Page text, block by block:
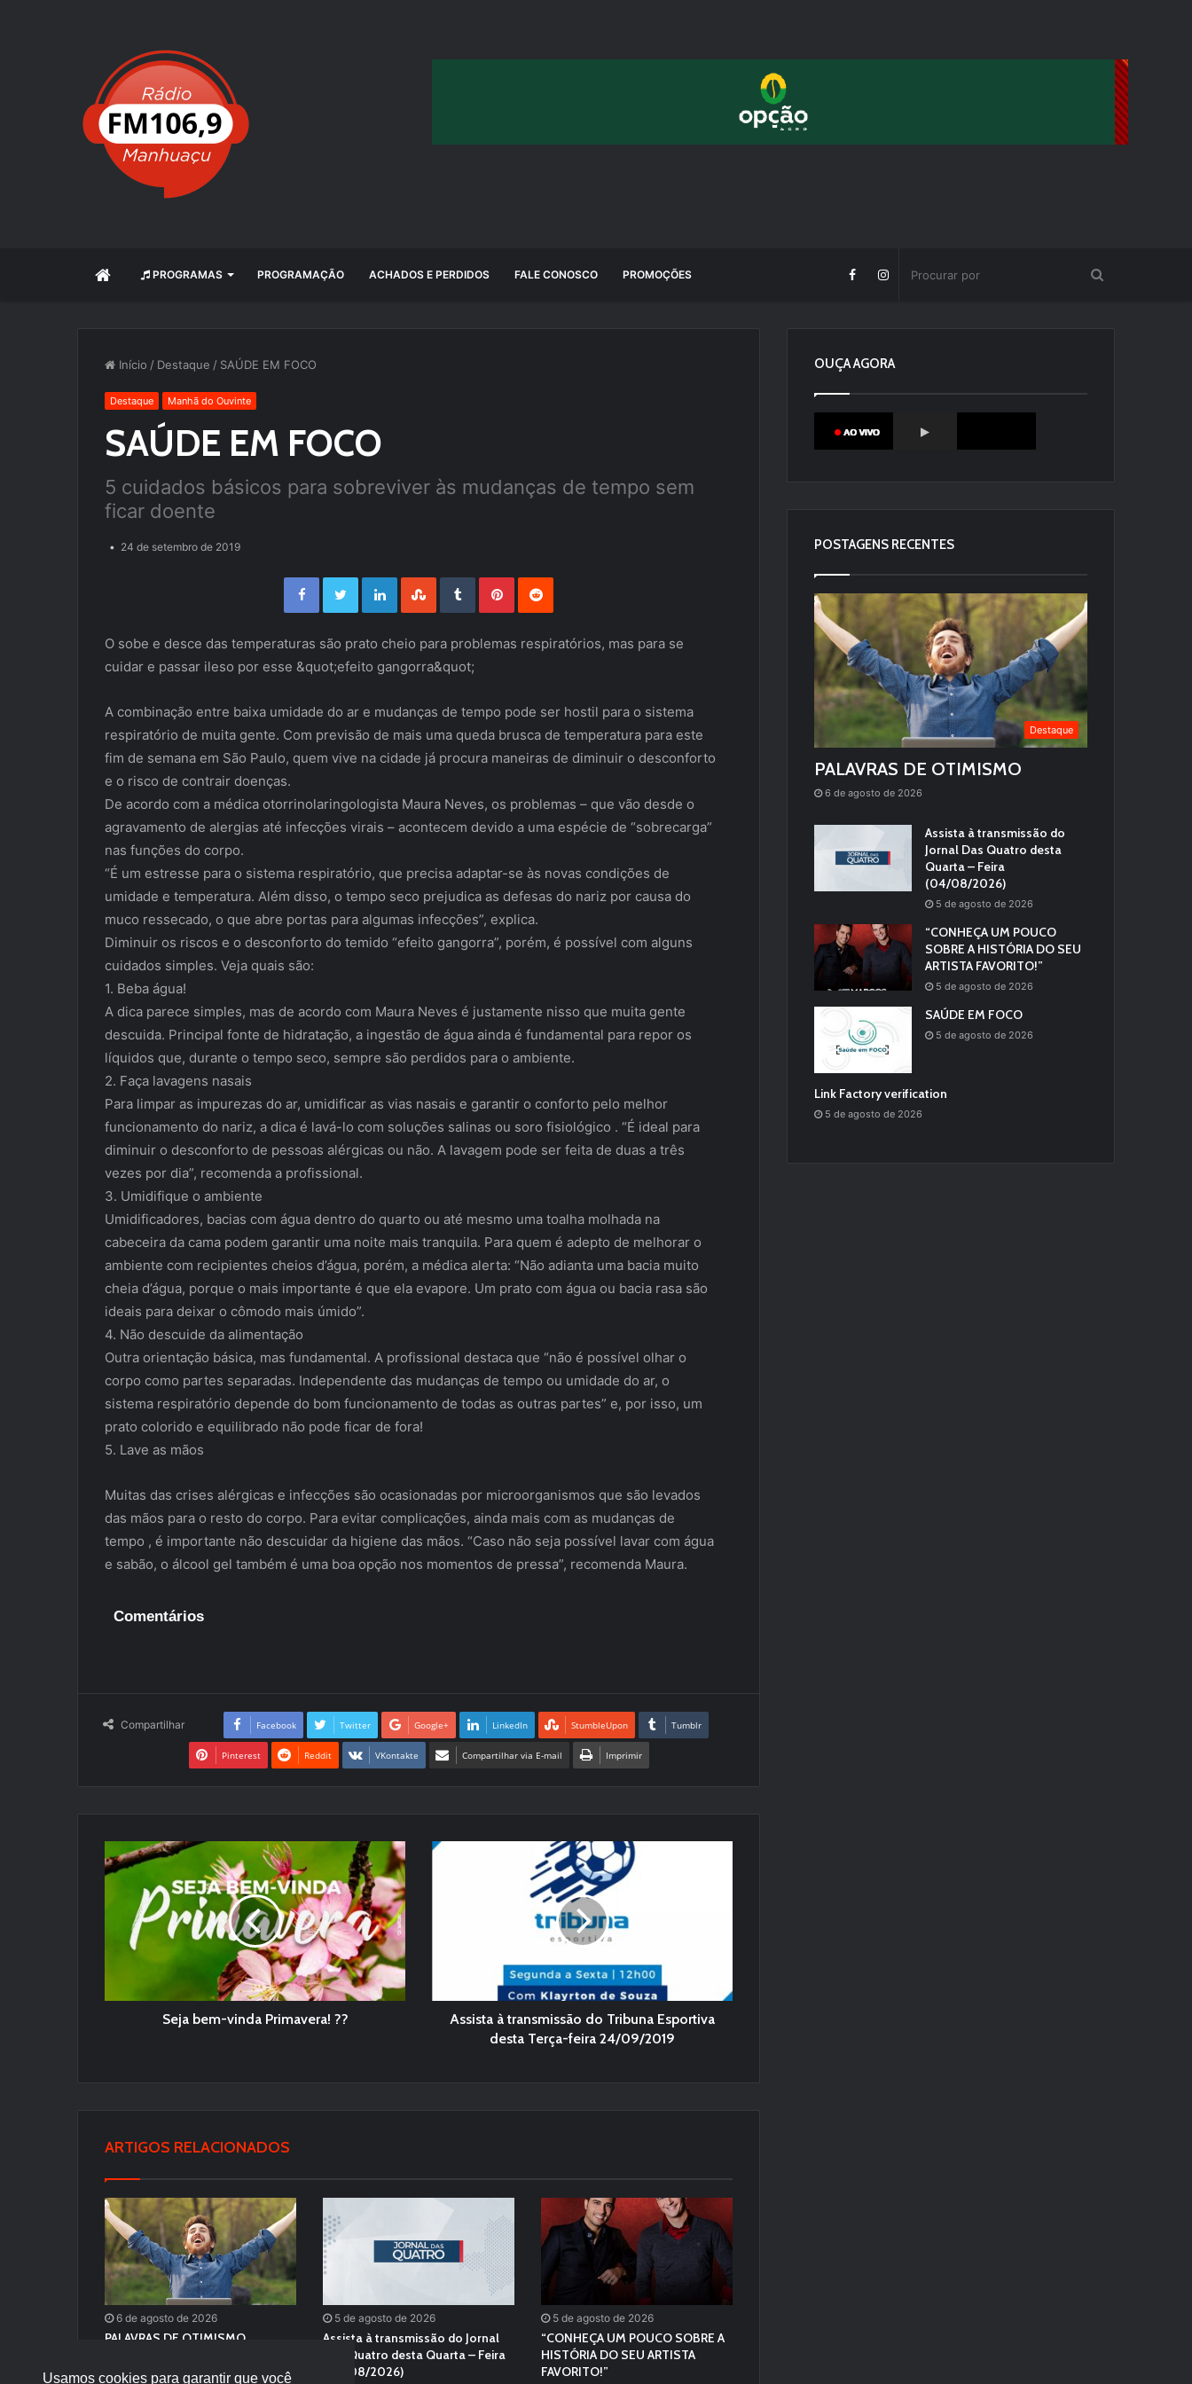
Usamos cookies para garantir que você
INÍCIO PROGRAMAS PROGRAMAÇÃO ACHADOS E PERDIDOS FALE CONOSCO PROMOÇÕES
Início / Destaque / SAÚDE EM FOCO
Destaque Manhã do Ouvinte
SAÚDE EM FOCO
5 cuidados básicos para sobreviver às mudanças de tempo sem
ficar doente
24 de setembro de 2019
Facebook Twitter LinkedIn StumbleUpon Tumblr Pinterest
O sobe e desce das temperaturas são prato cheio para problemas respiratórios, mas para se
cuidar e passar ileso por esse &quot;efeito gangorra&quot;
A combinação entre baixa umidade do ar e mudanças de tempo pode ser hostil para o sistema
respiratório de muita gente. Com previsão de mais uma queda brusca de temperatura para este
fim de semana em São Paulo, quem vive na cidade já procura maneiras de diminuir o desconforto
e o risco de contrair doenças.
De acordo com a médica otorrinolaringologista Maura Neves, os problemas – que vão desde o
agravamento de alergias até infecções virais – acontecem devido a uma espécie de “sobrecarga”
nas funções do corpo.
“É um estresse para o sistema respiratório, que precisa adaptar-se às novas condições de
umidade e temperatura. Além disso, o tempo seco prejudica as defesas do nariz por causa do
muco ressecado, o que abre portas para algumas infecções”, explica.
Diminuir os riscos e o desconforto do temido “efeito gangorra”, porém, é possível com alguns
cuidados simples. Veja quais são:
1. Beba água!
A dica parece simples, mas de acordo com Maura Neves é justamente nisso que muita gente
descuida. Principal fonte de hidratação, a ingestão de água ainda é fundamental para repor os
líquidos que, durante o tempo seco, sempre são perdidos para o ambiente.
2. Faça lavagens nasais
Para limpar as impurezas do ar, umidificar as vias nasais e garantir o conforto pelo melhor
funcionamento do nariz, a dica é lavá-lo com soluções salinas ou soro fisiológico . “É ideal para
diminuir o desconforto de pessoas alérgicas ou não. A lavagem pode ser feita de duas a três
vezes por dia”, recomenda a profissional.
3. Umidifique o ambiente
Umidificadores, bacias com água dentro do quarto ou até mesmo uma toalha molhada na
cabeceira da cama podem garantir uma noite mais tranquila. Para quem é adepto de melhorar o
ambiente com recipientes cheios d’água, porém, a médica alerta: “Não adianta uma bacia muito
cheia d’água, porque o mais importante é que ela evapore. Um prato com água ou bacia rasa são
ideais para deixar o cômodo mais úmido”.
4. Não descuide da alimentação
Outra orientação básica, mas fundamental. A profissional destaca que “não é possível olhar o
corpo como partes separadas. Independente das mudanças de tempo ou umidade do ar, o
sistema respiratório depende do bom funcionamento de todas as outras partes” e, por isso, um
prato colorido e equilibrado não pode ficar de fora!
5. Lave as mãos
Muitas das crises alérgicas e infecções são ocasionadas por microorganismos que são levados
das mãos para o resto do corpo. Para evitar complicações, ainda mais com as mudanças de
tempo , é importante não descuidar da higiene das mãos. “Caso não seja possível lavar com água
e sabão, o álcool gel também é uma boa opção nos momentos de pressa”, recomenda Maura.
Comentários
Compartilhar Facebook Twitter Google+ LinkedIn StumbleUpon Tumblr
Pinterest Reddit VKontakte Compartilhar via E-mail Imprimir
Seja bem-vinda Primavera! ??
Assista à transmissão do Tribuna Esportiva
desta Terça-feira 24/09/2019
ARTIGOS RELACIONADOS
6 de agosto de 2026
PALAVRAS DE OTIMISMO
5 de agosto de 2026
Assista à transmissão do Jornal
Das Quatro desta Quarta – Feira
(04/08/2026)
5 de agosto de 2026
“CONHEÇA UM POUCO SOBRE A
HISTÓRIA DO SEU ARTISTA
FAVORITO!”
OUÇA AGORA
POSTAGENS RECENTES
Destaque
PALAVRAS DE OTIMISMO
6 de agosto de 2026
Assista à transmissão do
Jornal Das Quatro desta
Quarta – Feira
(04/08/2026)
5 de agosto de 2026
“CONHEÇA UM POUCO
SOBRE A HISTÓRIA DO SEU
ARTISTA FAVORITO!”
5 de agosto de 2026
SAÚDE EM FOCO
5 de agosto de 2026
Link Factory verification
5 de agosto de 2026